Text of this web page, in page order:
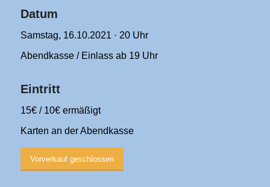
Datum
Samstag, 16.10.2021 · 20 Uhr
Abendkasse / Einlass ab 19 Uhr
Eintritt
15€ / 10€ ermäßigt
Karten an der Abendkasse
Vorverkauf geschlossen